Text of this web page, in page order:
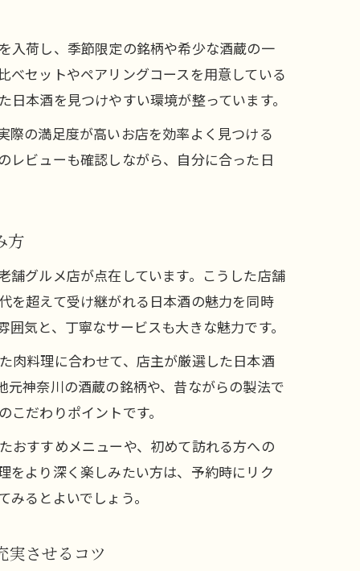
入荷し、季節限定の銘柄や希少な酒蔵の一
べセットやペアリングコースを用意している
本酒を見つけやすい環境が整っています。
際の満足度が高いお店を効率よく見つける
レビューも確認しながら、自分に合った日
方
舗グルメ店が点在しています。こうした店舗
を超えて受け継がれる日本酒の魅力を同時
気と、丁寧なサービスも大きな魅力です。
肉料理に合わせて、店主が厳選した日本酒
元神奈川の酒蔵の銘柄や、昔ながらの製法で
だわりポイントです。
おすすめメニューや、初めて訪れる方への
をより深く楽しみたい方は、予約時にリク
るとよいでしょう。
実させるコツ